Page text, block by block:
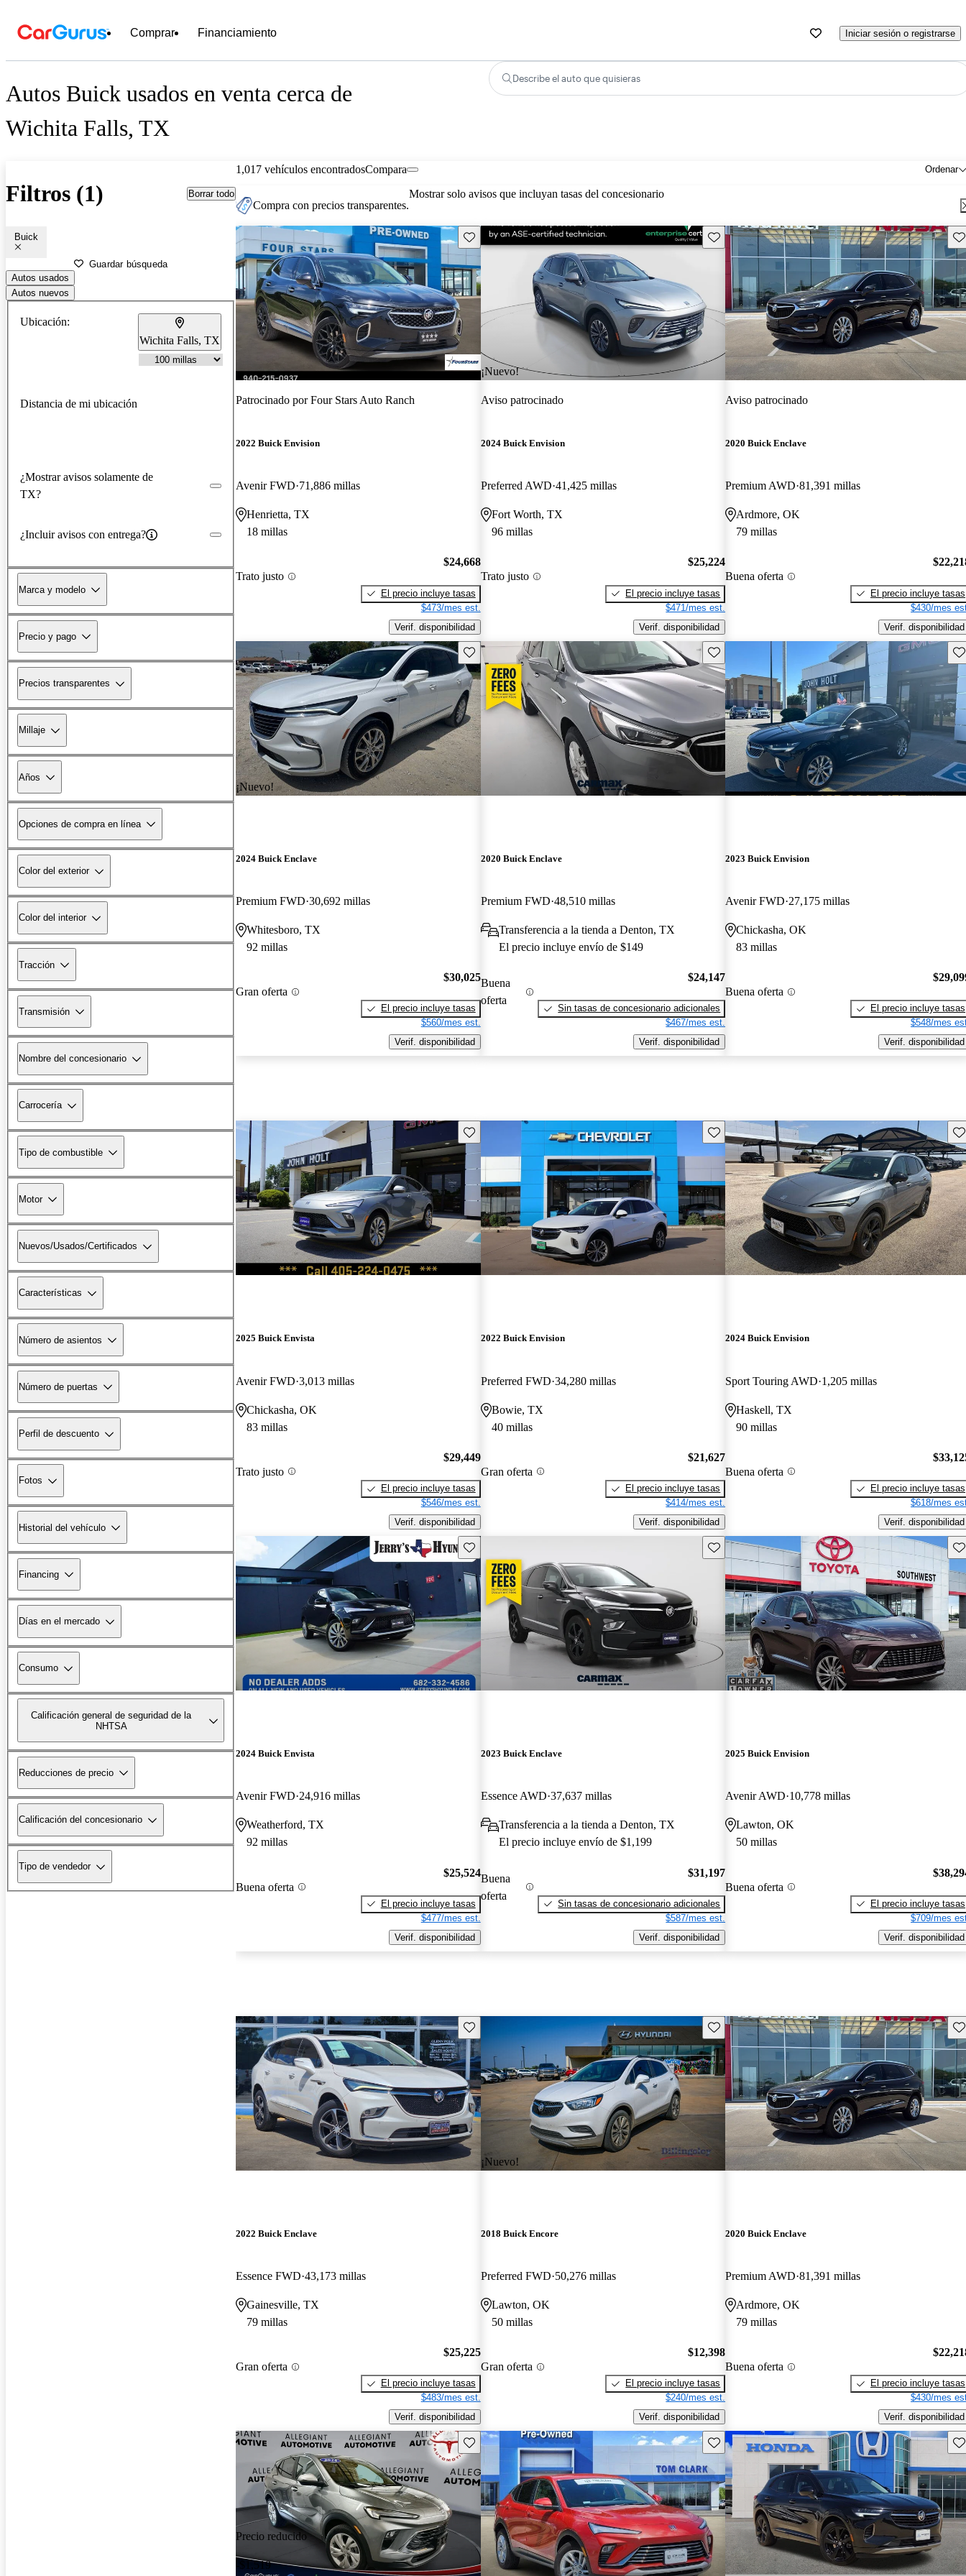
Comprar Financiamiento Iniciar sesión o registrarse
Autos Buick usados en venta cerca de
Wichita Falls, TX
Describe el auto que quisieras
Filtros (1) Borrar todo
Buick
Guardar búsqueda
Autos usados
Autos nuevos
Ubicación:
Wichita Falls, TX
Distancia de mi ubicación
¿Mostrar avisos solamente de
TX?
¿Incluir avisos con entrega?
Marca y modelo
Precio y pago
Precios transparentes
Millaje
Años
Opciones de compra en línea
Color del exterior
Color del interior
Tracción
Transmisión
Nombre del concesionario
Carrocería
Tipo de combustible
Motor
Nuevos/Usados/Certificados
Características
Número de asientos
Número de puertas
Perfil de descuento
Fotos
Historial del vehículo
Financing
Días en el mercado
Consumo
Calificación general de seguridad de la
NHTSA
Reducciones de precio
Calificación del concesionario
Tipo de vendedor
1,017 vehículos encontrados Ordenar
Compara
Compra con precios transparentes.
Mostrar solo avisos que incluyan tasas del concesionario
Guarda este Aviso
Patrocinado porFour Stars Auto Ranch
2022 Buick Envision
Avenir FWD 71,886 millas
Henrietta, TX
18 millas
Trato justo
$24,668
El precio incluye tasas
$473/mes est.
Verif. disponibilidad
¡Nuevo!
Guarda este Aviso
Aviso patrocinado
2024 Buick Envision
Preferred AWD 41,425 millas
Fort Worth, TX
96 millas
Trato justo
$25,224
El precio incluye tasas
$471/mes est.
Verif. disponibilidad
Aviso patrocinado
2020 Buick Enclave
Premium AWD 81,391 millas
Ardmore, OK
79 millas
Buena oferta
El precio incluye tasas
$430/mes
Verif. disponibilidad
¡Nuevo!
Guarda este Aviso
2024 Buick Enclave
Premium FWD 30,692 millas
Whitesboro, TX
92 millas
Gran oferta
$30,025
El precio incluye tasas
$560/mes est.
Verif. disponibilidad
Guarda este Aviso
2020 Buick Enclave
Premium FWD 48,510 millas
Transferencia a la tienda a Denton, TX
El precio incluye envío de $149
Buena
oferta
$24,147
Sin tasas de concesionario adicionales
$467/mes est.
Verif. disponibilidad
2023 Buick Envision
Avenir FWD 27,175 millas
Chickasha, OK
83 millas
Buena oferta
El precio incluye tasas
$548/mes
Verif. disponibilidad
Guarda este Aviso
2025 Buick Envista
Avenir FWD 3,013 millas
Chickasha, OK
83 millas
Trato justo
$29,449
El precio incluye tasas
$546/mes est.
Verif. disponibilidad
Guarda este Aviso
2022 Buick Envision
Preferred FWD 34,280 millas
Bowie, TX
40 millas
Gran oferta
$21,627
El precio incluye tasas
$414/mes est.
Verif. disponibilidad
2024 Buick Envision
Sport Touring AWD 1,205 millas
Haskell, TX
90 millas
Buena oferta
El precio incluye tasas
$618/mes
Verif. disponibilidad
Guarda este Aviso
2024 Buick Envista
Avenir FWD 24,916 millas
Weatherford, TX
92 millas
Buena oferta
$25,524
El precio incluye tasas
$477/mes est.
Verif. disponibilidad
Guarda este Aviso
2023 Buick Enclave
Essence AWD 37,637 millas
Transferencia a la tienda a Denton, TX
El precio incluye envío de $1,199
Buena
oferta
$31,197
Sin tasas de concesionario adicionales
$587/mes est.
Verif. disponibilidad
2025 Buick Envision
Avenir AWD 10,778 millas
Lawton, OK
50 millas
Buena oferta
El precio incluye tasas
$709/mes
Verif. disponibilidad
Guarda este Aviso
2022 Buick Enclave
Essence FWD 43,173 millas
Gainesville, TX
79 millas
Gran oferta
$25,225
El precio incluye tasas
$483/mes est.
Verif. disponibilidad
¡Nuevo!
Guarda este Aviso
2018 Buick Encore
Preferred FWD 50,276 millas
Lawton, OK
50 millas
Gran oferta
$12,398
El precio incluye tasas
$240/mes est.
Verif. disponibilidad
2020 Buick Enclave
Premium AWD 81,391 millas
Ardmore, OK
79 millas
Buena oferta
El precio incluye tasas
$430/mes
Verif. disponibilidad
Precio reducido
-$1,519
Guarda este Aviso Guarda este Aviso